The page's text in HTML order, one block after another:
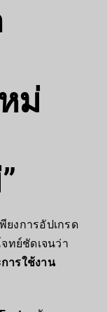
ม่
ยงการอัปเกรด
ทย์ชัดเจนว่า
ารใช้งาน